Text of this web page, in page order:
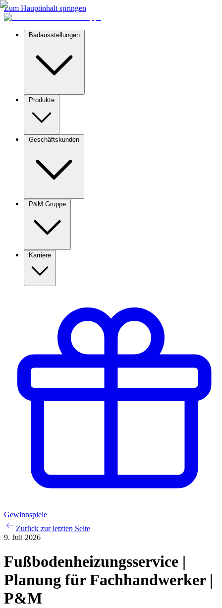
Zum Hauptinhalt springen
Badausstellungen
Produkte
Geschäftskunden
P&M Gruppe
Karriere
Gewinnspiele
Zurück zur letzten Seite
9. Juli 2026
Fußbodenheizungsservice |
Planung für Fachhandwerker |
P&M